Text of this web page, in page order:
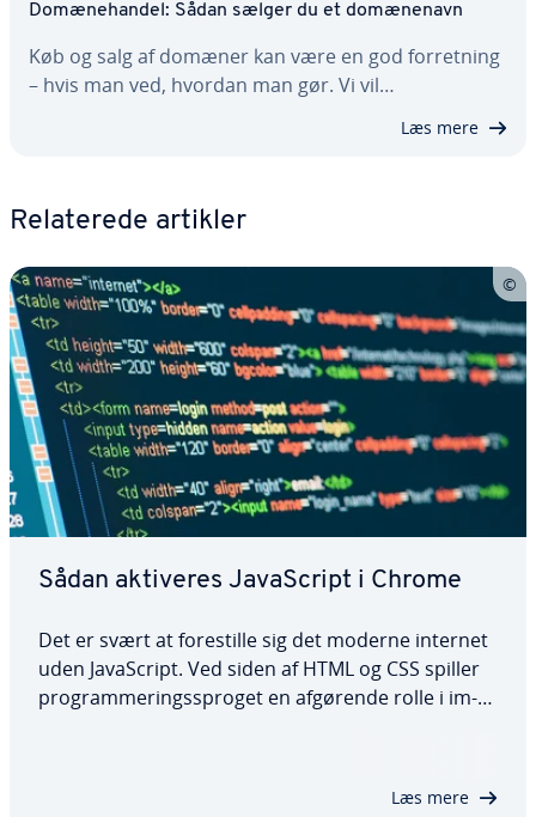
Do­mæ­ne­han­del: Sådan sælger du et do­mæ­ne­navn
Køb og salg af domæner kan være en god for­ret­ning
– hvis man ved, hvordan man gør. Vi vil…
Læs mere
Re­la­te­re­de artikler
Sådan aktiveres Ja­va­Script i Chrome
Det er svært at fo­re­stil­le sig det moderne internet
uden Ja­va­Script. Ved siden af HTML og CSS spiller
pro­gram­me­rings­spro­get en afgørende rolle i im­
Læs mere